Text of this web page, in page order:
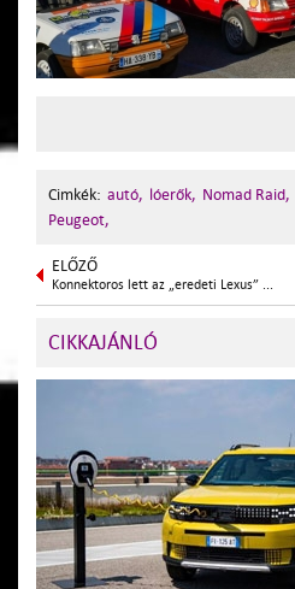
Cimkék: autó, lóerők, Nomad Raid,
Peugeot,
ELŐZŐ
Konnektoros lett az „eredeti Lexus” ...
CIKKAJÁNLÓ